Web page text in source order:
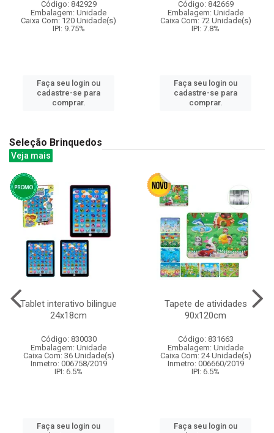
Código: 842929
Embalagem: Unidade
Caixa Com: 120 Unidade(s)
IPI: 9.75%
Faça seu login ou
cadastre-se para
comprar.
Código: 842669
Embalagem: Unidade
Caixa Com: 72 Unidade(s)
IPI: 7.8%
Faça seu login ou
cadastre-se para
comprar.
Seleção Brinquedos
Veja mais
Tablet interativo bilingue
24x18cm
Código: 830030
Embalagem: Unidade
Caixa Com: 36 Unidade(s)
Inmetro: 006758/2019
IPI: 6.5%
Faça seu login ou
Tapete de atividades
90x120cm
Código: 831663
Embalagem: Unidade
Caixa Com: 24 Unidade(s)
Inmetro: 006660/2019
IPI: 6.5%
Faça seu login ou